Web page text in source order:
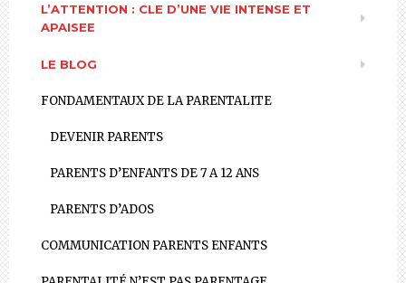
L’ATTENTION : CLE D’UNE VIE INTENSE ET
APAISEE
LE BLOG
FONDAMENTAUX DE LA PARENTALITE
DEVENIR PARENTS
PARENTS D’ENFANTS DE 7 A 12 ANS
PARENTS D’ADOS
COMMUNICATION PARENTS ENFANTS